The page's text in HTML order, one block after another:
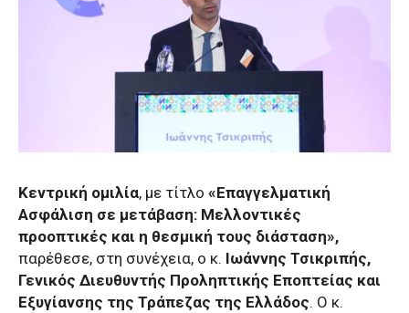
Κεντρική ομιλία, με τίτλο «Επαγγελματική
Ασφάλιση σε μετάβαση: Μελλοντικές
προοπτικές και η θεσμική τους διάσταση»,
παρέθεσε, στη συνέχεια, ο κ. Ιωάννης Τσικριπής,
Γενικός Διευθυντής Προληπτικής Εποπτείας και
Εξυγίανσης της Τράπεζας της Ελλάδος. Ο κ.